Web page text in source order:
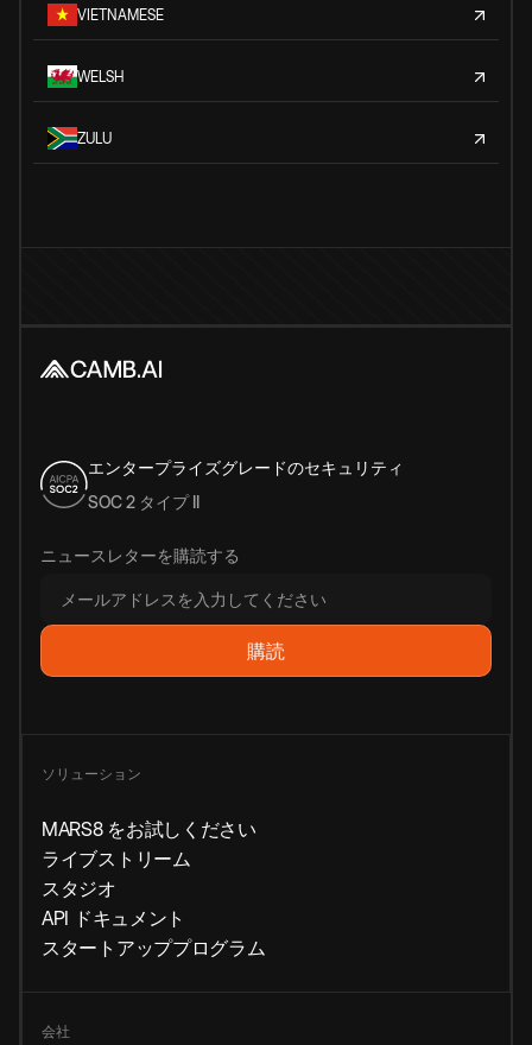
VIETNAMESE
WELSH
ZULU
エンタープライズグレードのセキュリティ
SOC 2 タイプ II
ニュースレターを購読する
ソリューション
MARS8 をお試しください
ライブストリーム
スタジオ
API ドキュメント
スタートアッププログラム
会社